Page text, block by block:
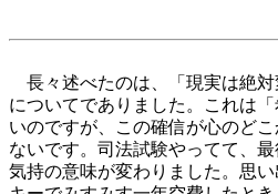
長々述べたのは、「現実は絶対
についてでありました。これは
いのですが、この確信が心のど
ないです。司法試験やってて、
気持の意味が変わりました。思